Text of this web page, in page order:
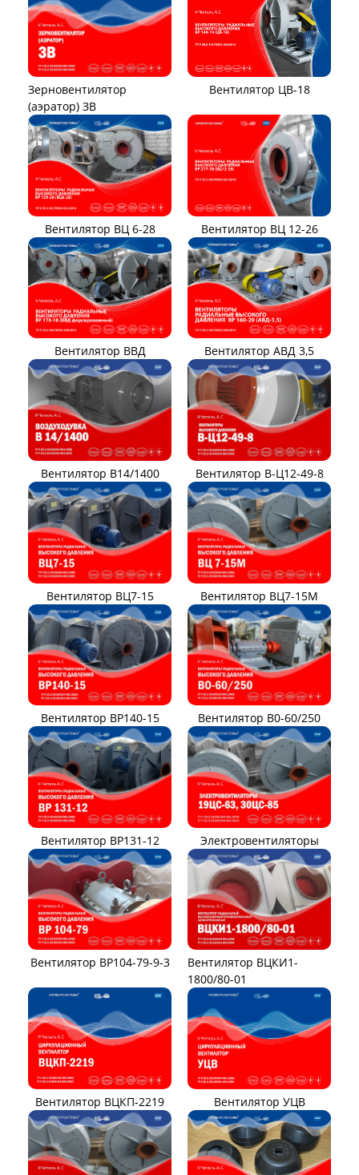
Зерновентилятор
(аэратор) ЗВ
Вентилятор ЦВ-18
Вентилятор ВЦ 6-28 Вентилятор ВЦ 12-26
Вентилятор ВВД Вентилятор АВД 3,5
Вентилятор В14/1400 Вентилятор В-Ц12-49-8
Вентилятор ВЦ7-15 Вентилятор ВЦ7-15М
Вентилятор ВР140-15 Вентилятор В0-60/250
Вентилятор ВР131-12 Электровентиляторы
Вентилятор ВР104-79-9-3
Вентилятор ВЦКИ1-
1800/80-01
Вентилятор ВЦКП-2219 Вентилятор УЦВ